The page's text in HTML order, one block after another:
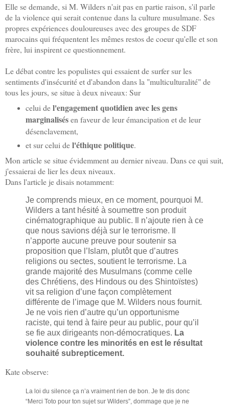
Elle se demande, si M. Wilders n'ait pas en partie raison, s'il parle
de la violence qui serait contenue dans la culture musulmane. Ses
propres expériences douloureuses avec des groupes de SDF
marocains qui fréquentent les mêmes restos de coeur qu'elle et son
frère, lui inspirent ce questionnement.
Le débat contre les populistes qui essaient de surfer sur les
sentiments d'insécurité et d'abandon dans la "multiculturalité" de
tous les jours, se situe à deux niveaux: Sur
celui del'engagement quotidien avec les gens
marginalisésen faveur de leur émancipation et de leur
désenclavement,
et sur celui del'éthique politique.
Mon article se situe évidemment au dernier niveau. Dans ce qui suit,
j'essaierai de lier les deux niveaux.
Dans l'article je disais notamment:
Je comprends mieux, en ce moment, pourquoi M.
Wilders a tant hésité à soumettre son produit
cinématographique au public. Il n’ajoute rien à ce
que nous savions déjà sur le terrorisme. Il
n’apporte aucune preuve pour soutenir sa
proposition que l’Islam, plutôt que d’autres
religions ou sectes, soutient le terrorisme. La
grande majorité des Musulmans (comme celle
des Chrétiens, des Hindous ou des Shintoïstes)
vit sa religion d’une façon complètement
différente de l’image que M. Wilders nous fournit.
Je ne vois rien d’autre qu’un opportunisme
raciste, qui tend à faire peur au public, pour qu’il
se fie aux dirigeants non-démocratiques. La
violence contre les minorités en est le résultat
souhaité subrepticement.
Kate observe:
La loi du silence ça n’a vraiment rien de bon. Je te dis donc
“Merci Toto pour ton sujet sur Wilders”, dommage que je ne